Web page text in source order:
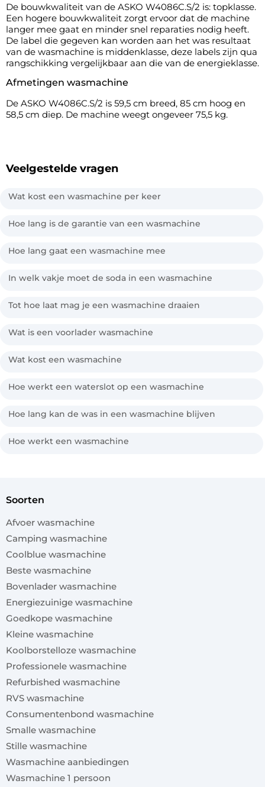
De bouwkwaliteit van de ASKO W4086C.S/2 is: topklasse.
Een hogere bouwkwaliteit zorgt ervoor dat de machine
langer mee gaat en minder snel reparaties nodig heeft.
De label die gegeven kan worden aan het was resultaat
van de wasmachine is middenklasse, deze labels zijn qua
rangschikking vergelijkbaar aan die van de energieklasse.
Afmetingen wasmachine
De ASKO W4086C.S/2 is 59,5 cm breed, 85 cm hoog en
58,5 cm diep. De machine weegt ongeveer 75,5 kg.
Veelgestelde vragen
Wat kost een wasmachine per keer
Hoe lang is de garantie van een wasmachine
Hoe lang gaat een wasmachine mee
In welk vakje moet de soda in een wasmachine
Tot hoe laat mag je een wasmachine draaien
Wat is een voorlader wasmachine
Wat kost een wasmachine
Hoe werkt een waterslot op een wasmachine
Hoe lang kan de was in een wasmachine blijven
Hoe werkt een wasmachine
soorten
Afvoer wasmachine
Camping wasmachine
Coolblue wasmachine
Beste wasmachine
Bovenlader wasmachine
Energiezuinige wasmachine
Goedkope wasmachine
Kleine wasmachine
Koolborstelloze wasmachine
Professionele wasmachine
Refurbished wasmachine
RVS wasmachine
Consumentenbond wasmachine
Smalle wasmachine
Stille wasmachine
Wasmachine aanbiedingen
Wasmachine 1 persoon